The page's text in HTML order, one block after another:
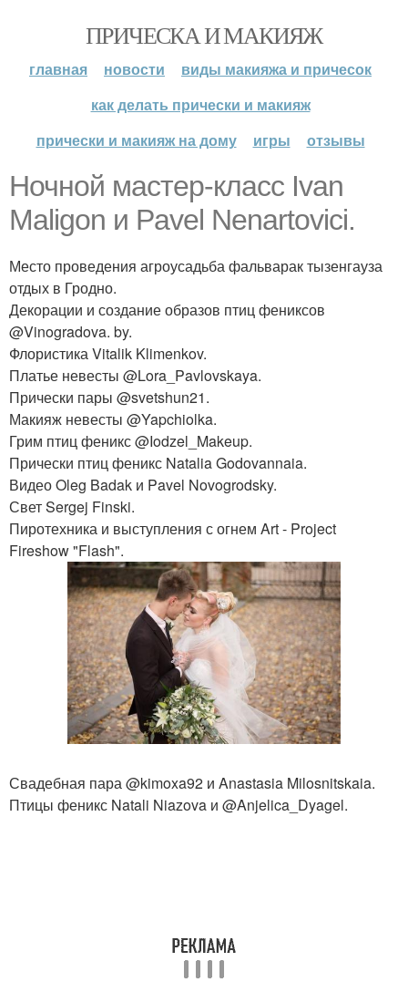
ПРИЧЕСКА И МАКИЯЖ
главная новости
виды макияжа и причесок
как делать прически и макияж
прически и макияж на дому
игры отзывы
Ночной мастер-класс Ivan
Maligon и Pavel Nenartovici.
Место проведения агроусадьба фальварак тызенгауза
отдых в Гродно.
Декорации и создание образов птиц фениксов
@Vinogradova. by.
Флористика Vitalik Klimenkov.
Платье невесты @Lora_Pavlovskaya.
Прически пары @svetshun21.
Макияж невесты @Yapchiolka.
Грим птиц феникс @Iodzel_Makeup.
Прически птиц феникс Natalia Godovannaia.
Видео Oleg Badak и Pavel Novogrodsky.
Свет Sergej Finski.
Пиротехника и выступления с огнем Art - Project
Fireshow "Flash".
Свадебная пара @kimoxa92 и Anastasia Milosnitskaia.
Птицы феникс Natali Niazova и @Anjelica_Dyagel.